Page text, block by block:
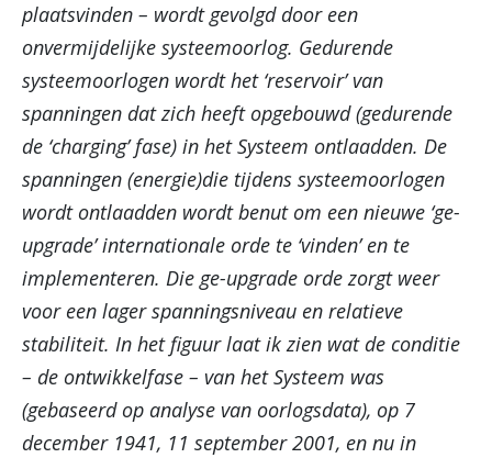
plaatsvinden – wordt gevolgd door een
onvermijdelijke systeemoorlog. Gedurende
systeemoorlogen wordt het ‘reservoir’ van
spanningen dat zich heeft opgebouwd (gedurende
de ‘charging’ fase) in het Systeem ontlaadden. De
spanningen (energie)die tijdens systeemoorlogen
wordt ontlaadden wordt benut om een nieuwe ‘ge-
upgrade’ internationale orde te ‘vinden’ en te
implementeren. Die ge-upgrade orde zorgt weer
voor een lager spanningsniveau en relatieve
stabiliteit. In het figuur laat ik zien wat de conditie
– de ontwikkelfase – van het Systeem was
(gebaseerd op analyse van oorlogsdata), op 7
december 1941, 11 september 2001, en nu in